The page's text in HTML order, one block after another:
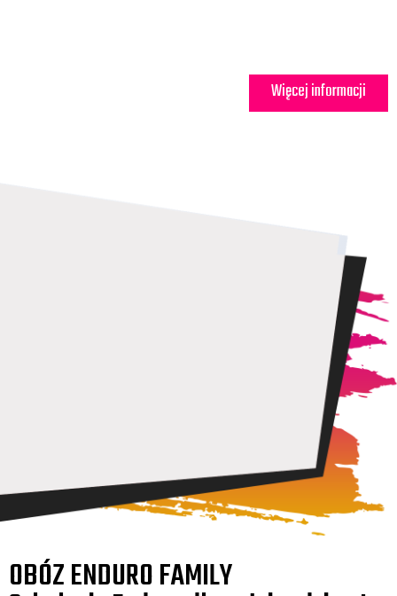
Więcej informacji
OBÓZ ENDURO FAMILY